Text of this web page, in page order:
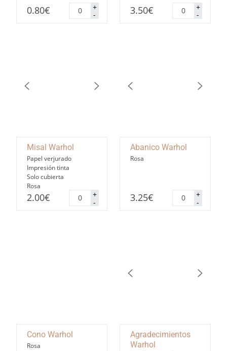
0.80€ -
Marcasitios
Warhol
cantidad
+ 3.50€ -
Nombre
mesa
+
Misal Warhol
Papel verjurado
Impresión tinta
Solo cubierta
Rosa
2.00€ -
Misal
Warhol
cantidad
+
Abanico Warhol
Rosa
3.25€ -
Abanico
Warhol
cantidad
+
Cono Warhol
Rosa
Agradecimientos
Warhol